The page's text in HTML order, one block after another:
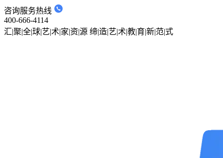
咨询服务热线
400-666-4114
汇|聚|全|球|艺|术|家|资|源 缔|造|艺|术|教|育|新|范|式